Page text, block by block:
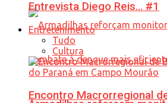
Entrevista Diego Reis… #1
Entretenimento
Tudo
Cultura
Encontro Macrorregional